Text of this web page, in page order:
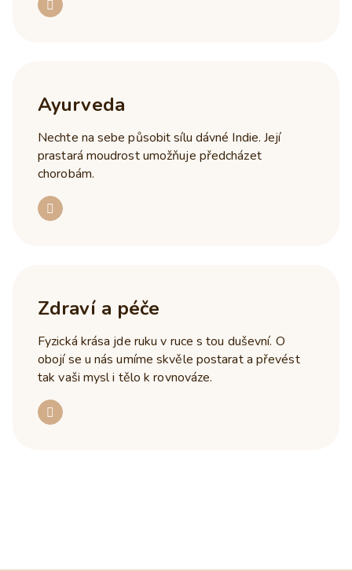
Ayurveda
Nechte na sebe působit sílu dávné Indie. Její
prastará moudrost umožňuje předcházet
chorobám.
Zdraví a péče
Fyzická krása jde ruku v ruce s tou duševní. O
obojí se u nás umíme skvěle postarat a převést
tak vaši mysl i tělo k rovnováze.